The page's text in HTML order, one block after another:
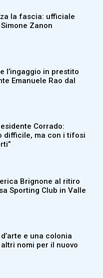
la fascia: ufficiale
Zanon
l’ingaggio in prestito
Emanuele Rao dal
Corrado:
difficile, ma con i tifosi
Brignone al ritiro
Sporting Club in Valle
e una colonia
nomi per il nuovo